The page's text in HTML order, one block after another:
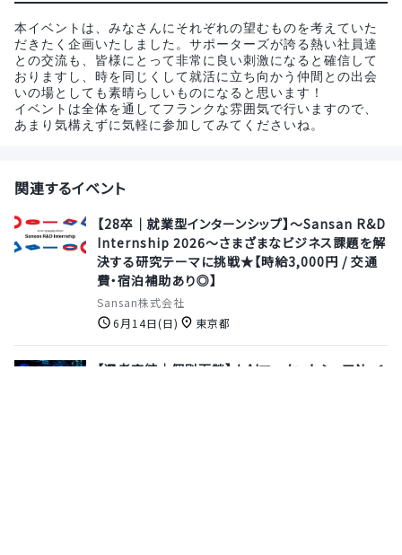
本イベントは、みなさんにそれぞれの望むものを考えていた
だきたく企画いたしました。サポーターズが誇る熱い社員達
との交流も、皆様にとって非常に良い刺激になると確信して
おりますし、時を同じくして就活に立ち向かう仲間との出会
いの場としても素晴らしいものになると思います！
イベントは全体を通してフランクな雰囲気で行いますので、
あまり気構えずに気軽に参加してみてくださいね。
関連するイベント
【28卒｜就業型インターンシップ】～Sansan R&D
Internship 2026〜さまざまなビジネス課題を解
決する研究テーマに挑戦★【時給3,000円 / 交通
費・宿泊補助あり◎】
Sansan株式会社
6月14日(日)
東京都
【選考直結｜個別面談】★AIマーケットシェアNo.1